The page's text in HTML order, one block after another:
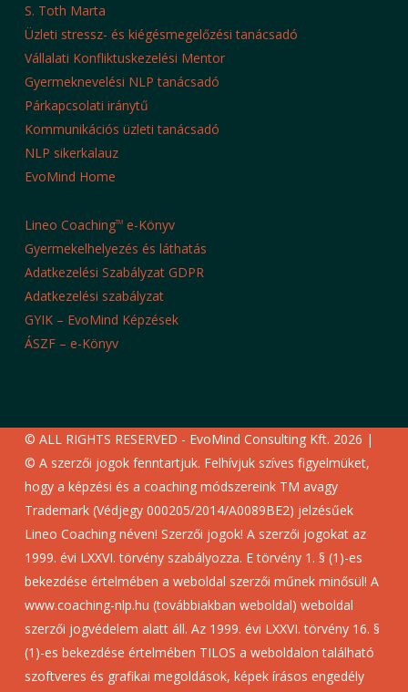
S. Toth Marta
Üzleti stressz- és kiégésmegelőzési tanácsadó
Vállalati Konfliktuskezelési Mentor
Gyermeknevelési NLP tanácsadó
Párkapcsolati iránytű
Kommunikációs üzleti tanácsadó
NLP sikerkalauz
EvoMind Home
Lineo CoachingTMe-Könyv
Gyermekelhelyezés és láthatás
Adatkezelési Szabályzat GDPR
Adatkezelési szabályzat
GYIK – EvoMind Képzések
ÁSZF – e-Könyv
© ALL RIGHTS RESERVED - EvoMind Consulting Kft. 2026 |
© A szerzői jogok fenntartjuk. Felhívjuk szíves figyelmüket,
hogy a képzési és a coaching módszereink TM avagy
Trademark (Védjegy 000205/2014/A0089BE2) jelzésűek
Lineo Coaching néven! Szerzői jogok! A szerzői jogokat az
1999. évi LXXVI. törvény szabályozza. E törvény 1. § (1)-es
bekezdése értelmében a weboldal szerzői műnek minősül! A
www.coaching-nlp.hu (továbbiakban weboldal) weboldal
szerzői jogvédelem alatt áll. Az 1999. évi LXXVI. törvény 16. §
(1)-es bekezdése értelmében TILOS a weboldalon található
szoftveres és grafikai megoldások, képek írásos engedély